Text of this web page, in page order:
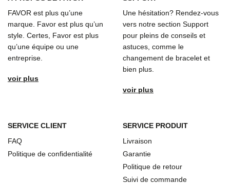
FAVOR est plus qu’une
marque. Favor est plus qu’un
style. Certes, Favor est plus
qu’une équipe ou une
entreprise.
voir plus
Une hésitation? Rendez-vous
vers notre section Support
pour pleins de conseils et
astuces, comme le
changement de bracelet et
bien plus.
voir plus
SERVICE CLIENT
FAQ
Politique de confidentialité
SERVICE PRODUIT
Livraison
Garantie
Politique de retour
Suivi de commande